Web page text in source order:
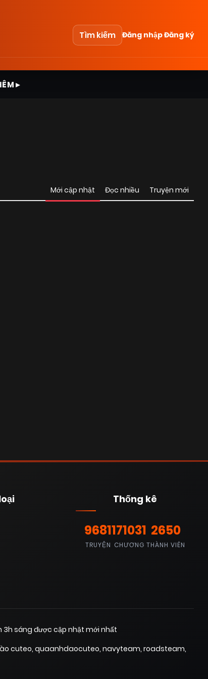
Tìm kiếm Đăng nhậpĐăng ký
▸
Mới cập nhật Đọc nhiều Truyện mới
Thống kê
9681
TRUYỆN
171031
CHƯƠNG
2650
THÀNH VIÊN
sáng được cập nhật mới nhất
cuteo, quaanhdaocuteo, navyteam, roadsteam,